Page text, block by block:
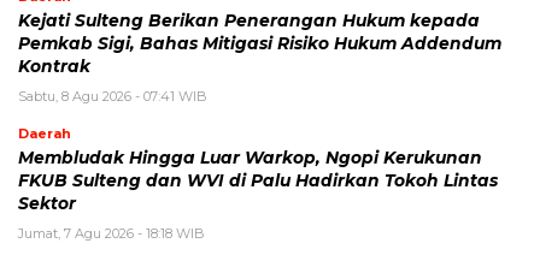
Kejati Sulteng Berikan Penerangan Hukum kepada
Pemkab Sigi, Bahas Mitigasi Risiko Hukum Addendum
Kontrak
Sabtu, 8 Agu 2026 - 07:41 WIB
Daerah
Membludak Hingga Luar Warkop, Ngopi Kerukunan
FKUB Sulteng dan WVI di Palu Hadirkan Tokoh Lintas
Sektor
Jumat, 7 Agu 2026 - 18:18 WIB